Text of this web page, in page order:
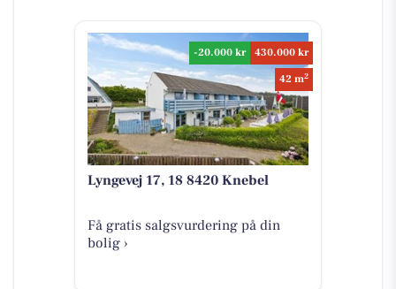
-20.000 kr
430.000 kr
42 m2
Lyngevej 17, 18 8420 Knebel
Få gratis salgsvurdering på din
bolig ›